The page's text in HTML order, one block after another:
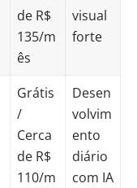
de R$
135/m
ês
visual
forte
Grátis
/
Cerca
de R$
110/m
Desen
volvim
ento
diário
com IA